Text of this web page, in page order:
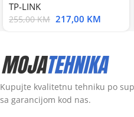
TP-LINK
255,00KM 217,00 KM
Kupujte kvalitetnu tehniku po
sa garancijom kod nas.